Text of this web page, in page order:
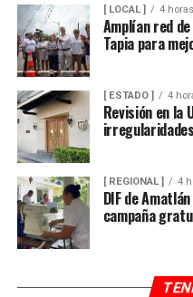
[ LOCAL ] 4
Amplían red
Tapia para
[ ESTADO ] 4
Revisión en la
irregularidades
[ REGIONAL ] 4
DIF de
campaña